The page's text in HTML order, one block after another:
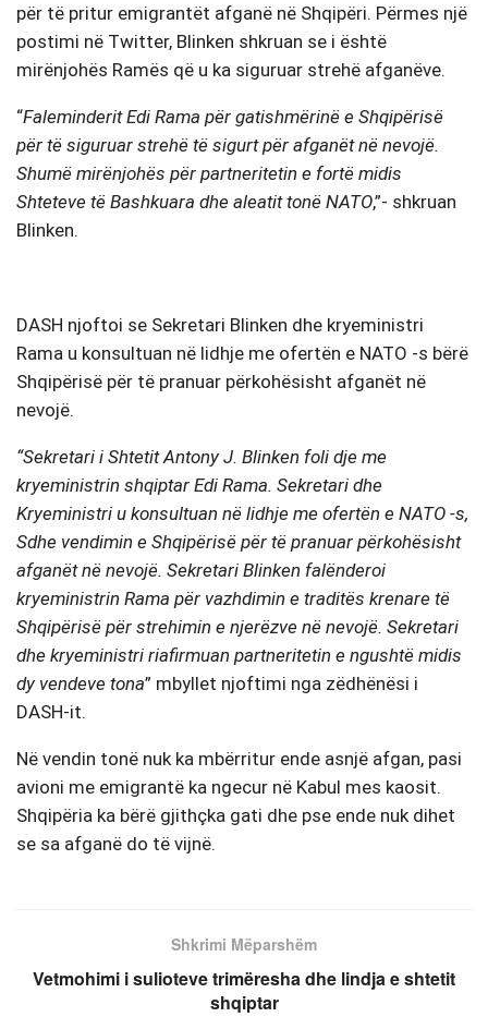
për të pritur emigrantët afganë në Shqipëri. Përmes një
postimi në Twitter, Blinken shkruan se i është
mirënjohës Ramës që u ka siguruar strehë afganëve.
“Faleminderit Edi Rama për gatishmërinë e Shqipërisë
për të siguruar strehë të sigurt për afganët në nevojë.
Shumë mirënjohës për partneritetin e fortë midis
Shteteve të Bashkuara dhe aleatit tonë NATO,”- shkruan
Blinken.
DASH njoftoi se Sekretari Blinken dhe kryeministri
Rama u konsultuan në lidhje me ofertën e NATO -s bërë
Shqipërisë për të pranuar përkohësisht afganët në
nevojë.
“Sekretari i Shtetit Antony J. Blinken foli dje me
kryeministrin shqiptar Edi Rama. Sekretari dhe
Kryeministri u konsultuan në lidhje me ofertën e NATO -s,
Sdhe vendimin e Shqipërisë për të pranuar përkohësisht
afganët në nevojë. Sekretari Blinken falënderoi
kryeministrin Rama për vazhdimin e traditës krenare të
Shqipërisë për strehimin e njerëzve në nevojë. Sekretari
dhe kryeministri riafirmuan partneritetin e ngushtë midis
dy vendeve tona” mbyllet njoftimi nga zëdhënësi i
DASH-it.
Në vendin tonë nuk ka mbërritur ende asnjë afgan, pasi
avioni me emigrantë ka ngecur në Kabul mes kaosit.
Shqipëria ka bërë gjithçka gati dhe pse ende nuk dihet
se sa afganë do të vijnë.
Shkrimi Mëparshëm
Vetmohimi i sulioteve trimëresha dhe lindja e shtetit
shqiptar